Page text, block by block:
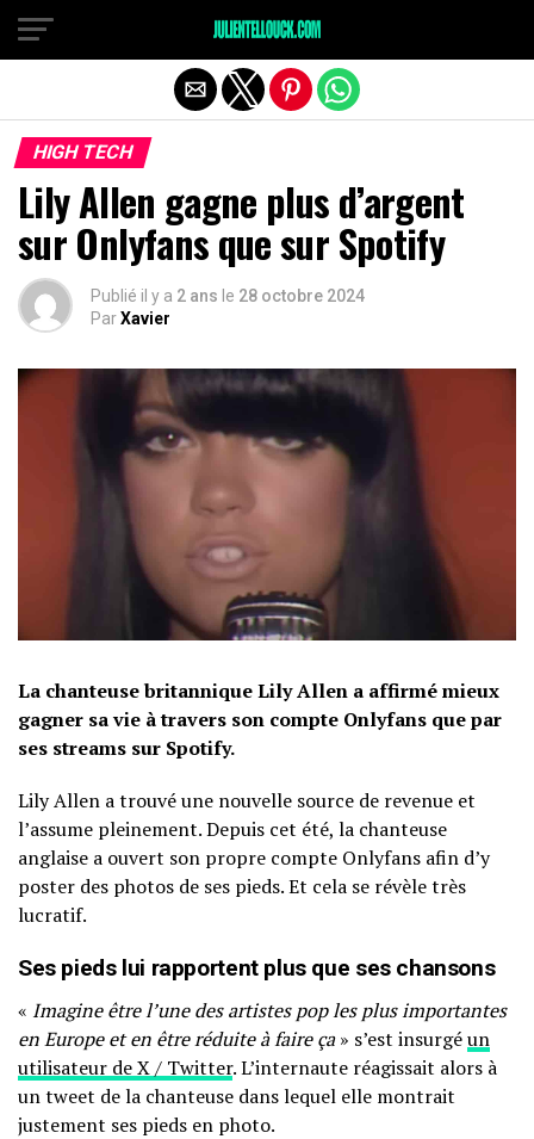
HIGH TECH
Lily Allen gagne plus d’argent
sur Onlyfans que sur Spotify
Publié il y a 2 ans le 28 octobre 2024
ParXavier
La chanteuse britannique Lily Allen a affirmé mieux
gagner sa vie à travers son compte Onlyfans que par
ses streams sur Spotify.
Lily Allen a trouvé une nouvelle source de revenue et
l’assume pleinement. Depuis cet été, la chanteuse
anglaise a ouvert son propre compte Onlyfans afin d’y
poster des photos de ses pieds. Et cela se révèle très
lucratif.
Ses pieds lui rapportent plus que ses chansons
« Imagine être l’une des artistes pop les plus importantes
en Europe et en être réduite à faire ça» s’est insurgéun
utilisateur de X / Twitter. L’internaute réagissait alors à
un tweet de la chanteuse dans lequel elle montrait
justement ses pieds en photo.